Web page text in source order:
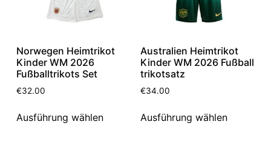
Norwegen Heimtrikot
Kinder WM 2026
Fußballtrikots Set
€32.00
Ausführung wählen
Australien Heimtrikot
Kinder WM 2026 Fußball
trikotsatz
€34.00
Ausführung wählen